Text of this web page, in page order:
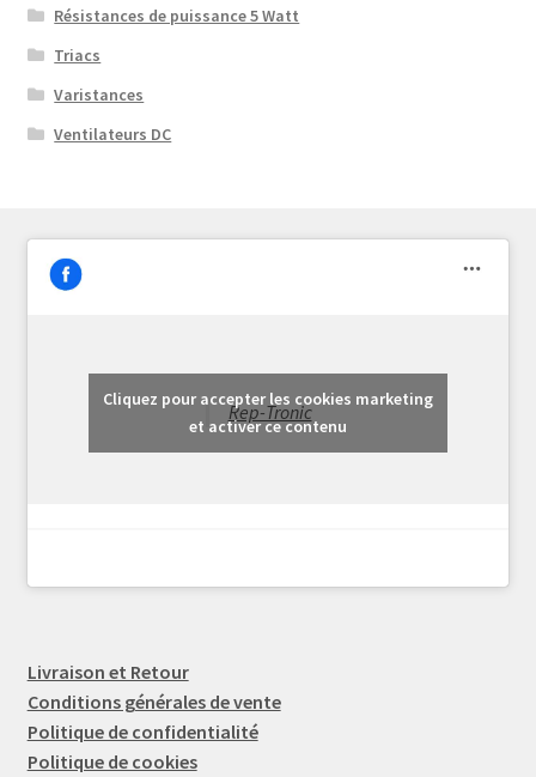
Résistances de puissance 5 Watt
Triacs
Varistances
Ventilateurs DC
Rep-Tronic
Cliquez pour accepter les cookies marketing
et activer ce contenu
Livraison et Retour
Conditions générales de vente
Politique de confidentialité
Politique de cookies